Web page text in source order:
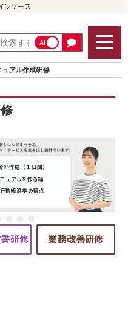
ンソース
AI
ュアル作成研修
研修 業務改善研修